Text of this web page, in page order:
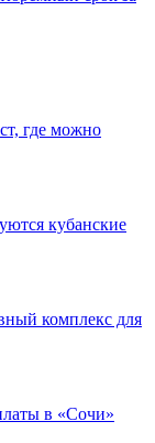
где можно
кубанские
комплекс для
в «Сочи»